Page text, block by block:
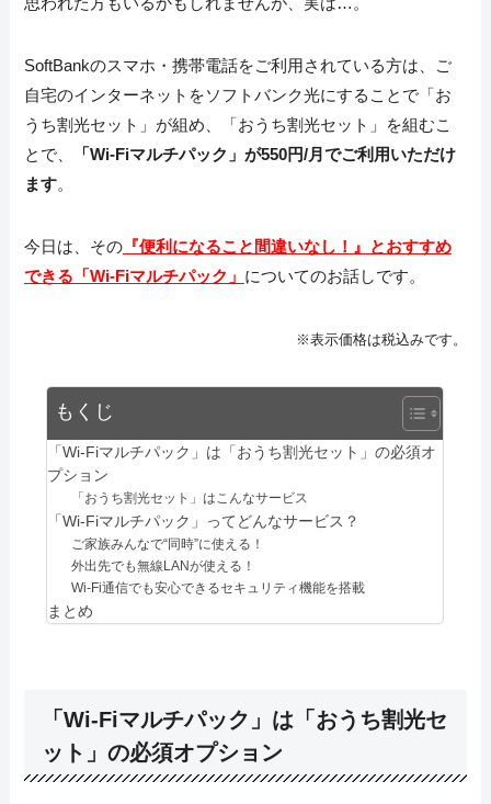
SoftBankのスマホ・携帯電話をご利用されている方は、ご
自宅のインターネットをソフトバンク光にすることで「お
うち割光セット」が組め、「おうち割光セット」を組むこ
とで、
「Wi-Fiマルチパック」が550円/月でご利用いただけ
ます。
今日は、その『便利になること間違いなし！』とおすすめ
できる「Wi-Fiマルチパック」 についてのお話しです。
※表示価格は税込みです。
もくじ
「Wi-Fiマルチパック」は「おうち割光セット」の必須オ
プション
「おうち割光セット」はこんなサービス
「Wi-Fiマルチパック」ってどんなサービス？
ご家族みんなで“同時”に使える！
外出先でも無線LANが使える！
Wi-Fi通信でも安心できるセキュリティ機能を搭載
まとめ
「Wi-Fiマルチパック」は「おうち割光セ
ット」の必須オプション